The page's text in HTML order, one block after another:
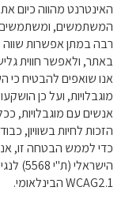
האינטרנט מהווה כיום
המשתמשים, ומשתמשים
רבה במתן אפשרות
באתר, ולאפשר חווית
אנו שואפים להבטיח כי
מוגבלויות, ועל כן
אנשים עם מוגבלויות,
הזכות לחיות בשוויון,
כדי לממש הבטחה זו,
WCAG2.1 הבינלאומי.